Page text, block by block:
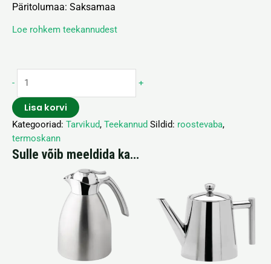
Päritolumaa: Saksamaa
Loe rohkem teekannudest
- +
Lisa korvi
Kategooriad: Tarvikud, Teekannud Sildid: roostevaba,
termoskann
Sulle võib meeldida ka…